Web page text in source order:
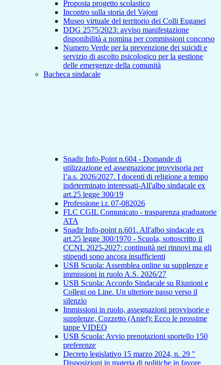
Proposta progetto scolastico
Incontro sulla storia del Vajont
Museo virtuale del territorio dei Colli Euganei
DDG 2575/2023: avviso manifestazione
disponibilità a nomina per commissioni concorso
Numero Verde per la prevenzione dei suicidi e
servizio di ascolto psicologico per la gestione
delle emergenze della comunità
Bacheca sindacale
Snadir Info-Point n.604 - Domande di
utilizzazione ed assegnazione provvisoria per
l’a.s. 2026/2027. I docenti di religione a tempo
indeterminato interessati-All'albo sindacale ex
art.25 legge 300/19
Professione i.r. 07-082026
FLC CGIL Comunicato - trasparenza graduatorie
ATA
Snadir Info-point n.601. All'albo sindacale ex
art.25 legge 300/1970 - Scuola, sottoscritto il
CCNL 2025-2027: continuità nei rinnovi ma gli
stipendi sono ancora insufficienti
USB Scuola: Assemblea online su supplenze e
immissioni in ruolo A.S. 2026/27
USB Scuola: Accordo Sindacale su Riunioni e
Collegi on Line. Un ulteriore passo verso il
silenzio
Immissioni in ruolo, assegnazioni provvisorie e
supplenze, Cozzetto (Anief): Ecco le prossime
tappe VIDEO
USB Scuola: Avvio prenotazioni sportello 150
preferenze
Decreto legislativo 15 marzo 2024, n. 29 "
Disposizioni in materia di politiche in favore